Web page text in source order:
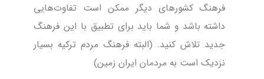
فرهنگ کشورهای دیگر ممکن است تفاوت‌هایی
داشته باشد و شما باید برای تطبیق با این فرهنگ
جدید تلاش کنید. (البته فرهنگ مردم ترکیه بسیار
نزدیک است به مردمان ایران زمین)